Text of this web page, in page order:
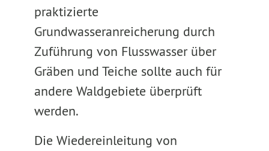
praktizierte
Grundwasseranreicherung durch
Zuführung von Flusswasser über
Gräben und Teiche sollte auch für
andere Waldgebiete überprüft
werden.
Die Wiedereinleitung von